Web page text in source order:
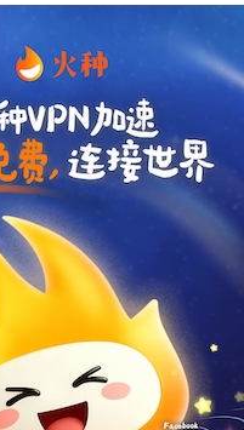
也不用担心了。
反对
反对[0]